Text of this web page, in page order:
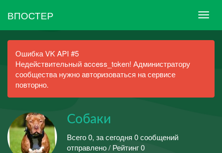
ВПОСТЕР
Ошибка VK API #5
Недействительный access_token! Администратору
сообщества нужно авторизоваться на сервисе
повторно.
Собаки
Всего 0, за сегодня 0 сообщений
отправлено / Рейтинг 0